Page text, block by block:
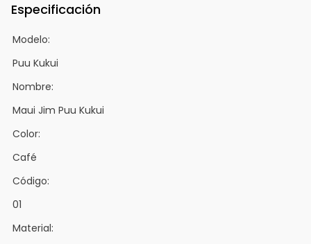
Especificación
Modelo:
Puu Kukui
Nombre:
Maui Jim Puu Kukui
Color:
Café
Código:
01
Material: